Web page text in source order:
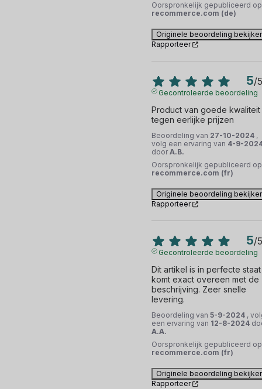
Oorspronkelijk gepubliceerd op
recommerce.com (de)
Originele beoordeling
Rapporteer
5/5
Gecontroleerde beoordeling
Product van goede kwaliteit
tegen eerlijke prijzen
Beoordeling van 27-10-2024 ,
volg een ervaring van 4-9-
door A.B.
Oorspronkelijk gepubliceerd op
recommerce.com (fr)
Originele beoordeling
Rapporteer
5/5
Gecontroleerde beoordeling
Dit artikel is in perfecte
komt exact overeen met de
beschrijving. Zeer snelle
levering.
Beoordeling van 5-9-2024 ,
een ervaring van 12-8-2024
A.A.
Oorspronkelijk gepubliceerd op
recommerce.com (fr)
Originele beoordeling
Rapporteer